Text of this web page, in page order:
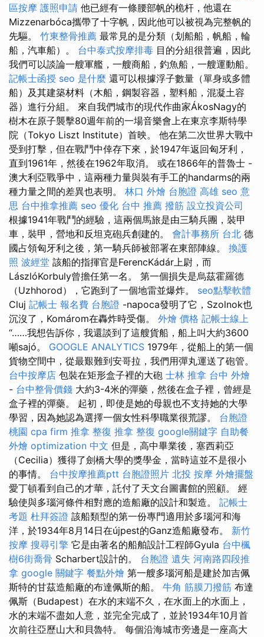
區按摩 護照申請 他已經有一條腰部帆的桅杆，他還在
Mizzenarbóca攜帶了十字帆，因此他可以被視為完整帆的
先驅。 竹東整骨推薦 最常見的是分類（划船船，帆船，輪
船，汽車船）。 台中泰式按摩排毒 目的分組很普遍，因此
我們可以談論一艘軍艦，一艘商船，釣魚船，一艘運動船。
記帳士函授 seo 是什麼 還可以根據浮子數量（單身或多體
船）及其建築材料（木船，鋼製容器，塑料船，混凝土容
器）進行分組。 來自我們城市的現代作曲家ÁkosNagy的
樹木在原子襲擊80週年前的一場音樂會上在東京李斯特學
院（Tokyo Liszt Institute）首映。 他在第二次世界大戰中
受到打擊，但在戰鬥中倖存下來，於1947年返回匈牙利，
直到1961年，然後在1962年取消。 或在1866年的普魯士 -
澳大利亞戰爭中，這兩種力量與裝有手工的handarms的兩
種力量之間的差異也表明。 林口 外燴 台胞證 高雄 seo 意
思 台中推拿推薦 seo 優化 台中 推薦 撥筋 設立投資公司
根據1941年戰鬥的經驗，這兩個馬旅是由三騎兵團，裝甲
車，裝甲，營地和反坦克砲兵創建的。 會計事務所 台北 德
國占領匈牙利之後，第一騎兵師被部署在東部陣線。 換護
照 波經堂 該船的指揮官是FerencKádár上尉，而
LászlóKorbuly曾擔任第一名。 第一個損失是烏茲霍羅德
（Uzhhorod），它跑到了一個地雷並爆炸。 seo點擊軟體
Cluj 記帳士 報名費 台胞證 -napoca發明了它，Szolnok也
沉沒了，Komárom在轟炸時受傷。 外燴 價格 記帳士線上
“……我想告訴你，我還談到了這艘貨船，船上叫大約3600
噸sajó。 GOOGLE ANALYTICS 1979年，從船上的第一個
貨物空間中，從最艱難到安哥拉，我們用彈丸運送了砲管。
台中按摩店 包裝在矩形盒子裡的大砲 士林 推拿 台中 外燴
- 台中整骨價錢 大約3-4米的彈藥，然後在盒子裡，曾經是
盒子裡的彈藥。 起初，即使是她的母親也不支持她的大學
學習，因為她認為選擇一個女性科學職業很荒謬。 台胞證
桃園 cpa firm 推拿 整復 推拿 整復 google關鍵字 自助餐
外燴 optimization 中文 但是，高中畢業後，塞西莉亞
（Cecilia）獲得了劍橋大學的獎學金，當時這並不是很小
的事情。 台中按摩推薦ptt 台胞證照片 北投 按摩 外燴擺盤
愛丁頓看到自己的才華，託付了天文台圖書館的照顧。 經
驗使與多瑙河條件相對應的造船廠的設計和製造。 記帳士
考題 杜拜簽證 該船類型的第一份專門適用於多瑙河和海
洋，於1934年8月14日在újpest的Ganz造船廠發布。 新竹
按摩 搜尋引擎 它是由著名的船舶設計工程師Gyula 台中楓
樹6街喬骨 Scharbert設計的。 台胞證 遺失 河南路四段推
拿 google 關鍵字 餐點外燴 第一艘多瑙河船是建於加吉佩
斯特的甘茲造船廠的布達佩斯的船。 牛角 筋膜刀撥筋 布達
佩斯（Budapest）在水的末端不久，在水面上的水面上，
水的末端不盡如人意，並完全完成了，並於1934年10月首
次前往亞歷山大和貝魯特。 每個沿海城市旁邊是一座高大